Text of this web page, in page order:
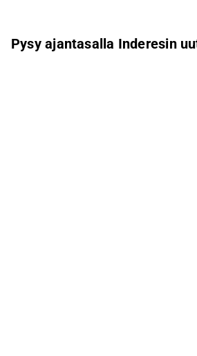
Pysy ajantasalla Inderesin